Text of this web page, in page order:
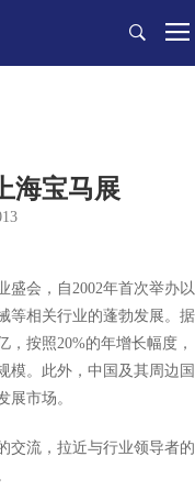
海宝马展
盛会，自2002年首次举办以
等相关行业的蓬勃发展。据
，按照20%的年增长幅度，
模。此外，中国及其周边国
展市场。
交流，拉近与行业领导者的